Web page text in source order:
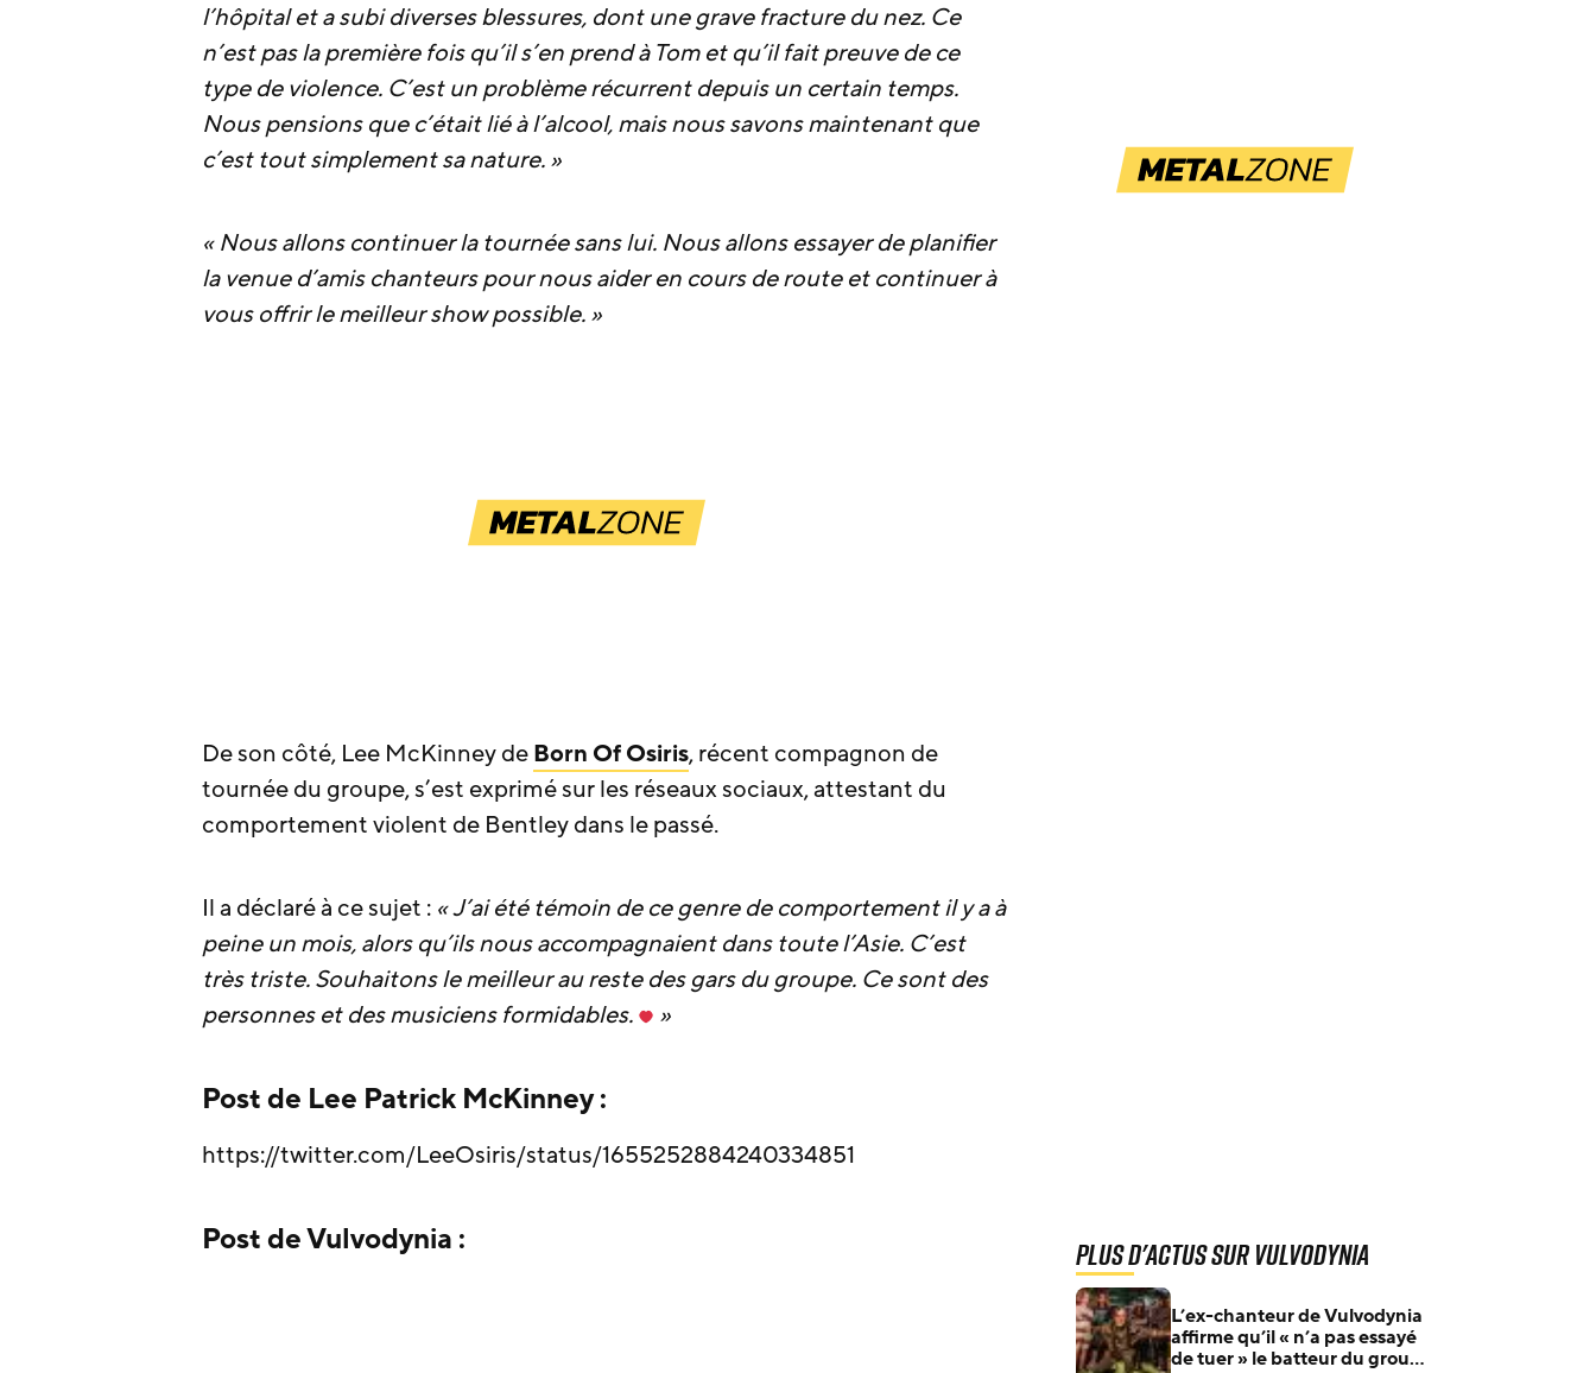
l’hôpital et a subi diverses blessures, dont une grave fracture du nez. Ce
n’est pas la première fois qu’il s’en prend à Tom et qu’il fait preuve de ce
type de violence. C’est un problème récurrent depuis un certain temps.
Nous pensions que c’était lié à l’alcool, mais nous savons maintenant que
c’est tout simplement sa nature. »
« Nous allons continuer la tournée sans lui. Nous allons essayer de planifier
la venue d’amis chanteurs pour nous aider en cours de route et continuer à
vous offrir le meilleur show possible. »
De son côté, Lee McKinney deBorn Of Osiris, récent compagnon de
tournée du groupe, s’est exprimé sur les réseaux sociaux, attestant du
comportement violent de Bentley dans le passé.
Il a déclaré à ce sujet : « J’ai été témoin de ce genre de comportement il y a à
peine un mois, alors qu’ils nous accompagnaient dans toute l’Asie. C’est
très triste. Souhaitons le meilleur au reste des gars du groupe. Ce sont des
personnes et des musiciens formidables.
»
Post de Lee Patrick McKinney :
https://twitter.com/LeeOsiris/status/1655252884240334851
Post de Vulvodynia : Plus d'actus sur Vulvodynia
L’ex-chanteur de Vulvodynia
affirme qu’il « n’a pas essayé
de tuer » le batteur du groupe